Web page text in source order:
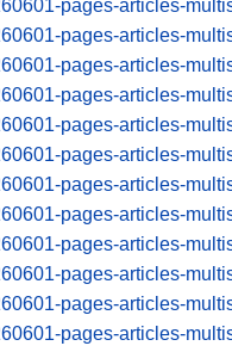
pages-articles-
pages-articles-
pages-articles-
pages-articles-
pages-articles-
pages-articles-
pages-articles-
pages-articles-
pages-articles-
pages-articles-
pages-articles-
pages-articles-